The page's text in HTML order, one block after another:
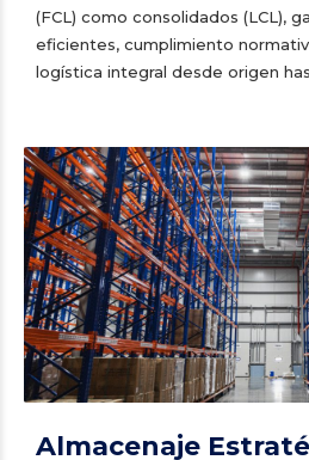
(FCL) como consolidados (LCL),
eficientes, cumplimiento
logística integral desde origen
Almacenaje